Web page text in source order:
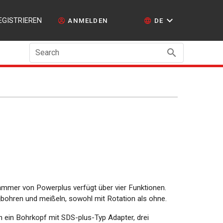
ANMELDEN DE
Search
von Powerplus verfügt über vier Funktionen.
und meißeln, sowohl mit Rotation als ohne.
Bohrkopf mit SDS-plus-Typ Adapter, drei